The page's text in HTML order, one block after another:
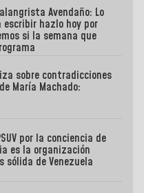
Avendaño: Lo
escribir hazlo hoy por
si la semana que
sobre contradicciones
María Machado:
por la conciencia de
es la organización
sólida de Venezuela